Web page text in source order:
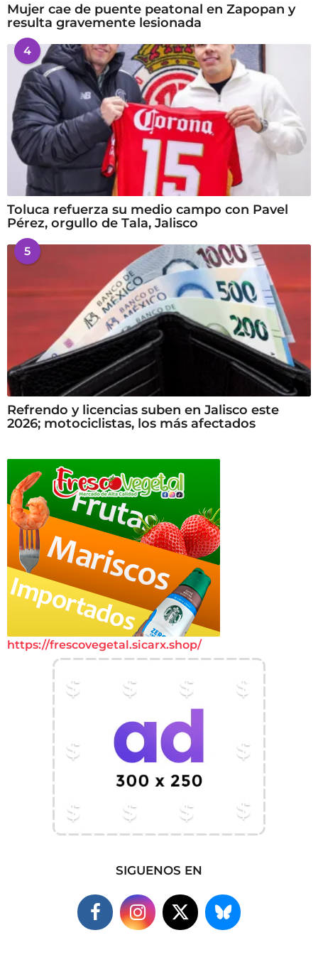
Mujer cae de puente peatonal en Zapopan y
resulta gravemente lesionada
4
Toluca refuerza su medio campo con Pavel
Pérez, orgullo de Tala, Jalisco
5
Refrendo y licencias suben en Jalisco este
2026; motociclistas, los más afectados
https://frescovegetal.sicarx.shop/
SIGUENOS EN